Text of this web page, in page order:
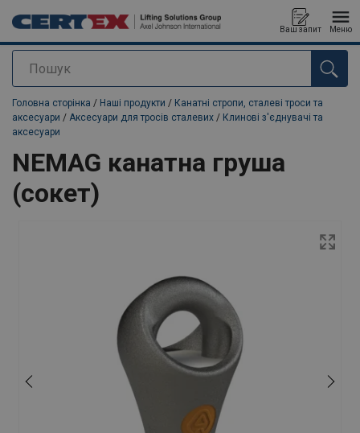
Пошук
Ваш запит Меню
added to your quote
Головна сторінка / Наші продукти / Канатні стропи, сталеві троси та
аксесуари / Аксесуари для тросів сталевих / Клинові з'єднувачі та
аксесуари
NEMAG канатна груша
(сокет)